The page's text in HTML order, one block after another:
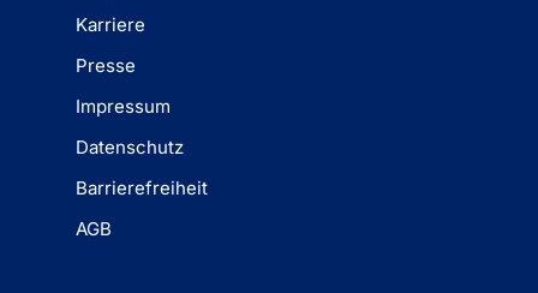
Karriere
Presse
Impressum
Datenschutz
Barrierefreiheit
AGB